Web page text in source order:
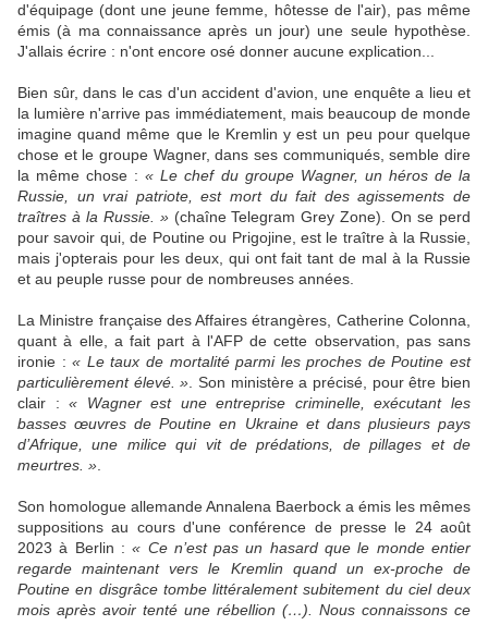
d'équipage (dont une jeune femme, hôtesse de l'air), pas même
émis (à ma connaissance après un jour) une seule hypothèse.
J'allais écrire : n'ont encore osé donner aucune explication...
Bien sûr, dans le cas d'un accident d'avion, une enquête a lieu et
la lumière n'arrive pas immédiatement, mais beaucoup de monde
imagine quand même que le Kremlin y est un peu pour quelque
chose et le groupe Wagner, dans ses communiqués, semble dire
la même chose :« Le chef du groupe Wagner, un héros de la
Russie, un vrai patriote, est mort du fait des agissements de
traîtres à la Russie. »(chaîne Telegram Grey Zone). On se perd
pour savoir qui, de Poutine ou Prigojine, est le traître à la Russie,
mais j'opterais pour les deux, qui ont fait tant de mal à la Russie
et au peuple russe pour de nombreuses années.
La Ministre française des Affaires étrangères, Catherine Colonna,
quant à elle, a fait part à l'AFP de cette observation, pas sans
ironie :« Le taux de mortalité parmi les proches de Poutine est
particulièrement élevé. » . Son ministère a précisé, pour être bien
clair :« Wagner est une entreprise criminelle, exécutant les
basses œuvres de Poutine en Ukraine et dans plusieurs pays
d’Afrique, une milice qui vit de prédations, de pillages et de
meurtres. »
Son homologue allemande Annalena Baerbock a émis les mêmes
suppositions au cours d'une conférence de presse le 24 août
2023 à Berlin :« Ce n’est pas un hasard que le monde entier
regarde maintenant vers le Kremlin quand un ex-proche de
Poutine en disgrâce tombe littéralement subitement du ciel deux
mois après avoir tenté une rébellion (…). Nous connaissons ce